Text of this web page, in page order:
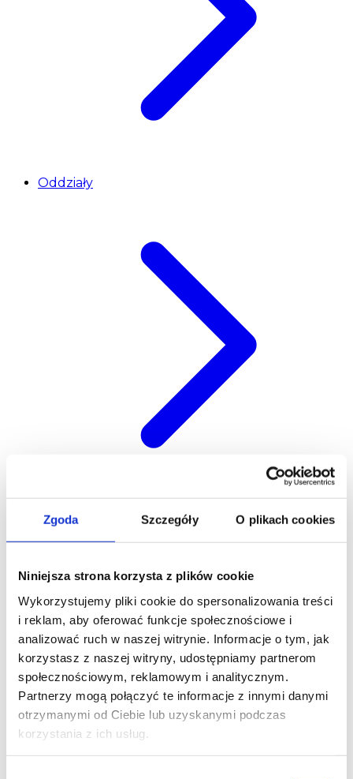
Zgoda Szczegóły O plikach cookies
Niniejsza strona korzysta z plików cookie
Wykorzystujemy pliki cookie do spersonalizowania treści
i reklam, aby oferować funkcje społecznościowe i
analizować ruch w naszej witrynie. Informacje o tym, jak
korzystasz z naszej witryny, udostępniamy partnerom
społecznościowym, reklamowym i analitycznym.
Partnerzy mogą połączyć te informacje z innymi danymi
otrzymanymi od Ciebie lub uzyskanymi podczas
korzystania z ich usług.
Oddziały